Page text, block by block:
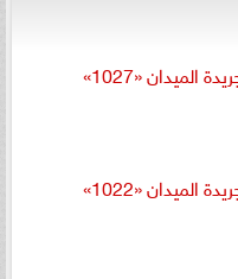
الميدان «1027»
الميدان «1022»